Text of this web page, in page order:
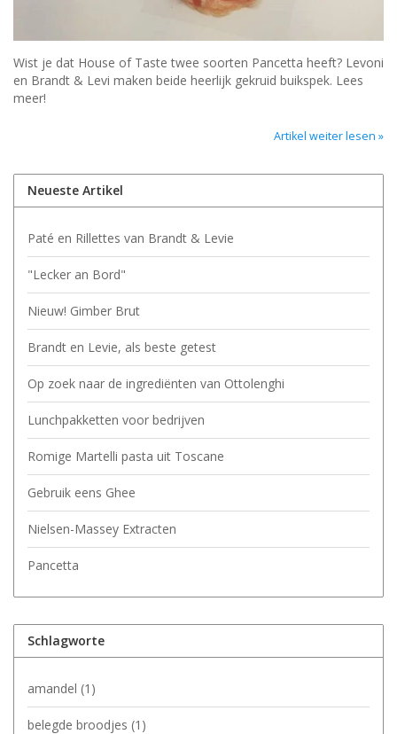
Wist je dat House of Taste twee soorten Pancetta heeft? Levoni
en Brandt & Levi maken beide heerlijk gekruid buikspek. Lees
meer!
Artikel weiter lesen »
Neueste Artikel
Paté en Rillettes van Brandt & Levie
"Lecker an Bord"
Nieuw! Gimber Brut
Brandt en Levie, als beste getest
Op zoek naar de ingrediënten van Ottolenghi
Lunchpakketten voor bedrijven
Romige Martelli pasta uit Toscane
Gebruik eens Ghee
Nielsen-Massey Extracten
Pancetta
Schlagworte
amandel (1)
belegde broodjes (1)